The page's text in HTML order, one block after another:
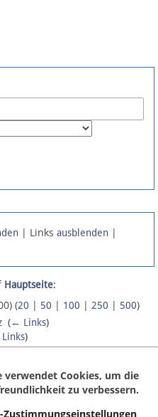
| Links ausblenden |
Hauptseite:
(20 | 50 | 100 | 250 | 500)
(← Links)
)
← Links)
verwendet Cookies, um die
zu verbessern.
Zustimmungseinstellungen